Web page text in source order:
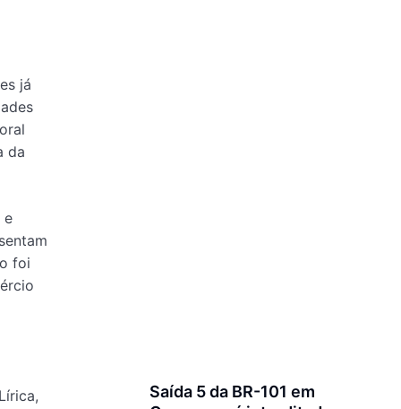
já
da
e
foi
Saída 5 da BR-101 em